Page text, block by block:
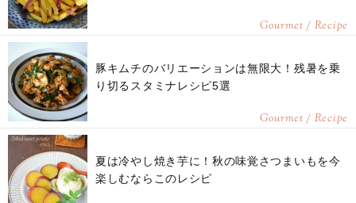
Gourmet / Recipe
豚キムチのバリエーションは無限大！残暑を乗
り切るスタミナレシピ5選
Gourmet / Recipe
夏は冷やし焼き芋に！秋の味覚さつまいもを今
楽しむならこのレシピ